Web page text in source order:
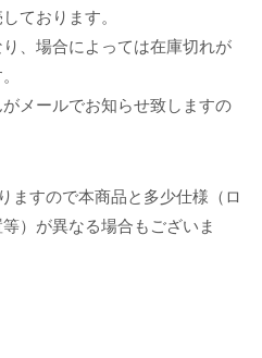
ております。
、場合によっては在庫切れが
メールでお知らせ致しますの
ますので本商品と多少仕様（ロ
）が異なる場合もございま